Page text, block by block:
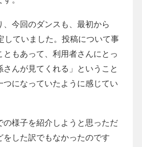
、今回のダンスも、最初から
していました。投稿について事
ともあって、利用者さんにとっ
さんが見てくれる」ということ
つになっていたように感じてい
の様子を紹介しようと思っただ
をした訳でもなかったのです